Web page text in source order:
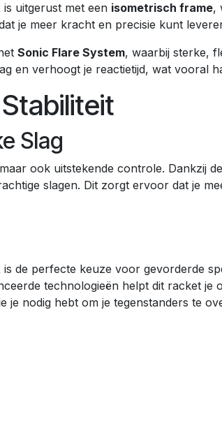
is uitgerust met een isometrisch frame,
je meer kracht en precisie kunt
Sonic Flare System, waarbij sterke,
en verhoogt je reactietijd, wat vooral
Slag
ook uitstekende controle. Dankzij
slagen. Dit zorgt ervoor dat je
is de perfecte keuze voor gevorderde
technologieën helpt dit racket
je nodig hebt om je tegenstanders te